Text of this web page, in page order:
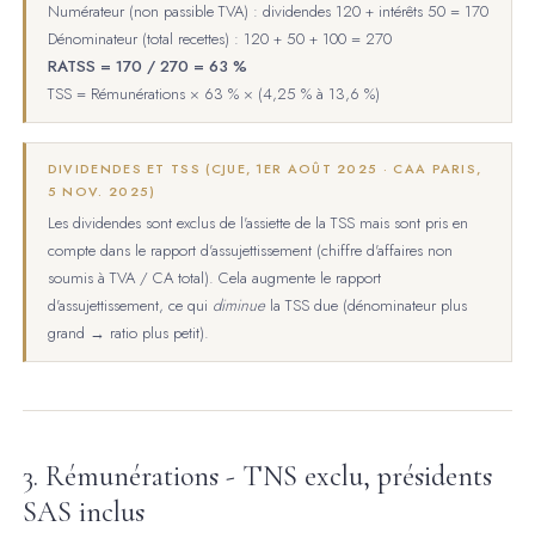
Numérateur (non passible TVA) : dividendes 120 + intérêts 50 = 170
Dénominateur (total recettes) : 120 + 50 + 100 = 270
RATSS = 170 / 270 = 63 %
TSS = Rémunérations × 63 % × (4,25 % à 13,6 %)
DIVIDENDES ET TSS (CJUE, 1ER AOÛT 2025 · CAA PARIS,
5 NOV. 2025)
Les dividendes sont exclus de l'assiette de la TSS mais sont pris en
compte dans le rapport d'assujettissement (chiffre d'affaires non
soumis à TVA / CA total). Cela augmente le rapport
d'assujettissement, ce qui diminuela TSS due (dénominateur plus
grand → ratio plus petit).
3. Rémunérations - TNS exclu, présidents
SAS inclus